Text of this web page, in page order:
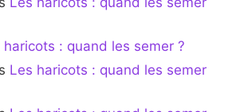
haricots : quand les semer ?
Les haricots : quand les semer